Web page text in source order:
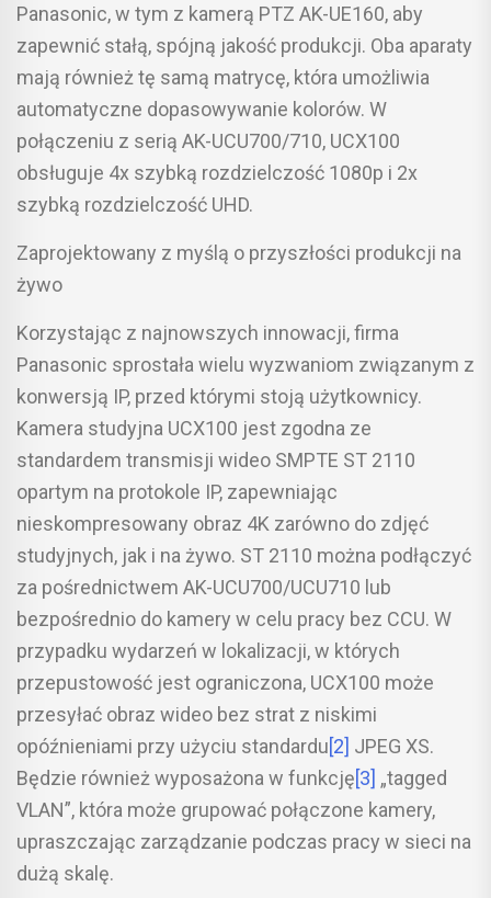
Panasonic, w tym z kamerą PTZ AK-UE160, aby
zapewnić stałą, spójną jakość produkcji. Oba aparaty
mają również tę samą matrycę, która umożliwia
automatyczne dopasowywanie kolorów. W
połączeniu z serią AK-UCU700/710, UCX100
obsługuje 4x szybką rozdzielczość 1080p i 2x
szybką rozdzielczość UHD.
Zaprojektowany z myślą o przyszłości produkcji na
żywo
Korzystając z najnowszych innowacji, firma
Panasonic sprostała wielu wyzwaniom związanym z
konwersją IP, przed którymi stoją użytkownicy.
Kamera studyjna UCX100 jest zgodna ze
standardem transmisji wideo SMPTE ST 2110
opartym na protokole IP, zapewniając
nieskompresowany obraz 4K zarówno do zdjęć
studyjnych, jak i na żywo. ST 2110 można podłączyć
za pośrednictwem AK-UCU700/UCU710 lub
bezpośrednio do kamery w celu pracy bez CCU. W
przypadku wydarzeń w lokalizacji, w których
przepustowość jest ograniczona, UCX100 może
przesyłać obraz wideo bez strat z niskimi
opóźnieniami przy użyciu standardu[2] JPEG XS.
Będzie również wyposażona w funkcję[3] „tagged
VLAN”, która może grupować połączone kamery,
upraszczając zarządzanie podczas pracy w sieci na
dużą skalę.